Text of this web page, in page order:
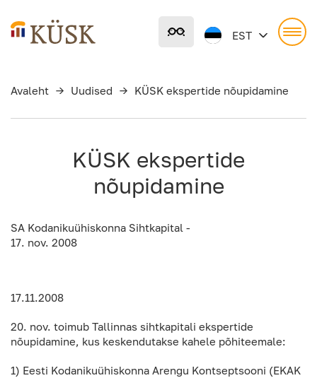
põhisisu
juurde
EST
Avaleht → Uudised → KÜSK ekspertide nõupidamine
KÜSK ekspertide
nõupidamine
SA Kodanikuühiskonna Sihtkapital -
17. nov. 2008
17.11.2008
20. nov. toimub Tallinnas sihtkapitali ekspertide
nõupidamine, kus keskendutakse kahele põhiteemale:
1) Eesti Kodanikuühiskonna Arengu Kontseptsooni (EKAK